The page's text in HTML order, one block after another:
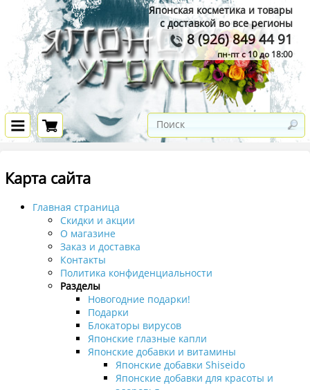
Японская косметика и товары
с доставкой во все регионы
8 (926) 849 44 91
пн-пт с 10 до 18:00
Карта сайта
Главная страница
Скидки и акции
О магазине
Заказ и доставка
Контакты
Политика конфиденциальности
Разделы
Новогодние подарки!
Подарки
Блокаторы вирусов
Японские глазные капли
Японские добавки и витамины
Японские добавки Shiseido
Японские добавки для красоты и